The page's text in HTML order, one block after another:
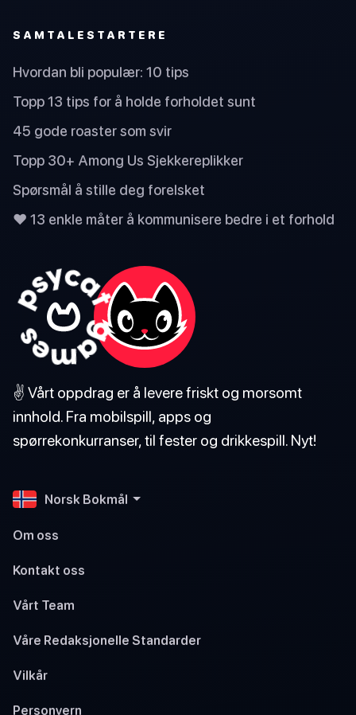
SAMTALESTARTERE
Hvordan bli populær: 10 tips
Topp 13 tips for å holde forholdet sunt
45 gode roaster som svir
Topp 30+ Among Us Sjekkereplikker
Spørsmål å stille deg forelsket
❤️ 13 enkle måter å kommunisere bedre i et forhold
✌️ Vårt oppdrag er å levere friskt og morsomt
innhold. Fra mobilspill, apps og
spørrekonkurranser, til fester og drikkespill. Nyt!
Norsk Bokmål
Om oss
Kontakt oss
Vårt Team
Våre Redaksjonelle Standarder
Vilkår
Personvern